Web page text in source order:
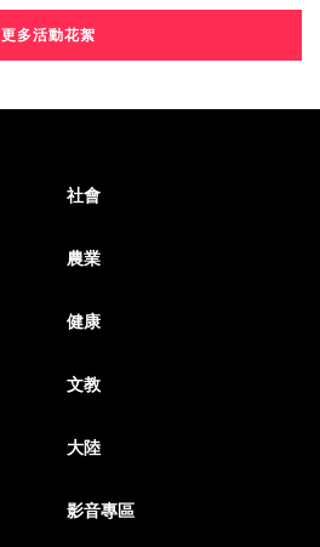
更多活動花絮
社會
農業
健康
文教
大陸
影音專區